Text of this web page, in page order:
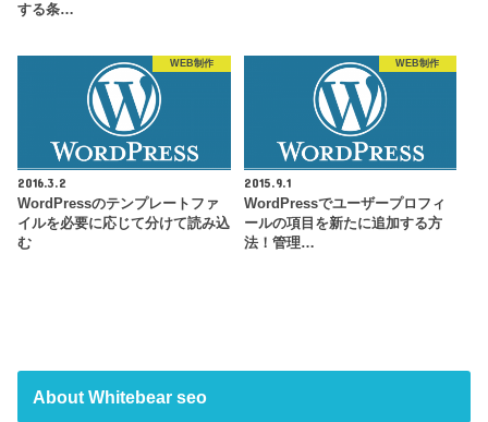
する条…
WEB制作
2016.3.2
WordPressのテンプレートファ
イルを必要に応じて分けて読み込
む
WEB制作
2015.9.1
WordPressでユーザープロフィ
ールの項目を新たに追加する方
法！管理…
About Whitebear seo